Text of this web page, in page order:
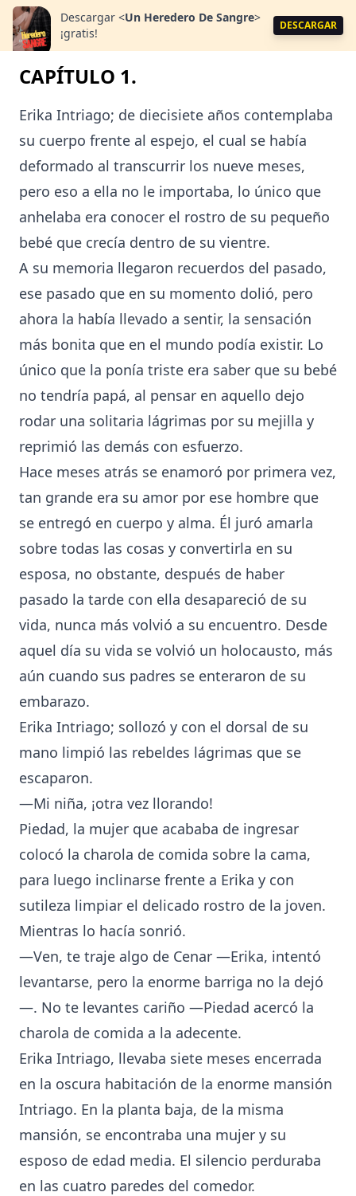
Descargar <Un Heredero De Sangre>
¡gratis!
DESCARGAR
CAPÍTULO 1.
Erika Intriago; de diecisiete años contemplaba
su cuerpo frente al espejo, el cual se había
deformado al transcurrir los nueve meses,
pero eso a ella no le importaba, lo único que
anhelaba era conocer el rostro de su pequeño
bebé que crecía dentro de su vientre.
A su memoria llegaron recuerdos del pasado,
ese pasado que en su momento dolió, pero
ahora la había llevado a sentir, la sensación
más bonita que en el mundo podía existir. Lo
único que la ponía triste era saber que su bebé
no tendría papá, al pensar en aquello dejo
rodar una solitaria lágrimas por su mejilla y
reprimió las demás con esfuerzo.
Hace meses atrás se enamoró por primera vez,
tan grande era su amor por ese hombre que
se entregó en cuerpo y alma. Él juró amarla
sobre todas las cosas y convertirla en su
esposa, no obstante, después de haber
pasado la tarde con ella desapareció de su
vida, nunca más volvió a su encuentro. Desde
aquel día su vida se volvió un holocausto, más
aún cuando sus padres se enteraron de su
embarazo.
Erika Intriago; sollozó y con el dorsal de su
mano limpió las rebeldes lágrimas que se
escaparon.
—Mi niña, ¡otra vez llorando!
Piedad, la mujer que acababa de ingresar
colocó la charola de comida sobre la cama,
para luego inclinarse frente a Erika y con
sutileza limpiar el delicado rostro de la joven.
Mientras lo hacía sonrió.
—Ven, te traje algo de Cenar —Erika, intentó
levantarse, pero la enorme barriga no la dejó
—. No te levantes cariño —Piedad acercó la
charola de comida a la adecente.
Erika Intriago, llevaba siete meses encerrada
en la oscura habitación de la enorme mansión
Intriago. En la planta baja, de la misma
mansión, se encontraba una mujer y su
esposo de edad media. El silencio perduraba
en las cuatro paredes del comedor.